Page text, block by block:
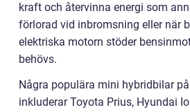
kraft och återvinna energi som
förlorad vid inbromsning eller när
elektriska motorn stöder
behövs.
Några populära mini hybridbilar
inkluderar Toyota Prius, Hyundai